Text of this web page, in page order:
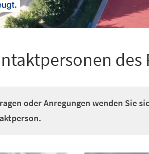
des
oder Anregungen wenden Sie